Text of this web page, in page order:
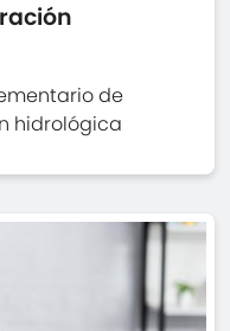
de
hidrológica